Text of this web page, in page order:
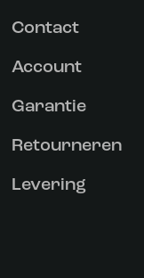
Contact
Account
Garantie
Retourneren
Levering